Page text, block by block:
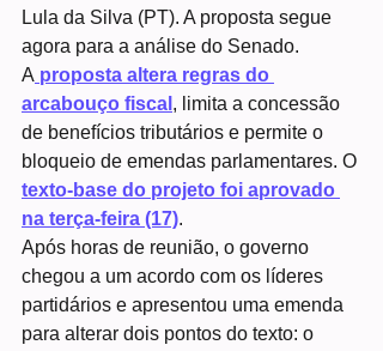
Lula da Silva (PT). A proposta segue
agora para a análise do Senado.
A proposta altera regras do
arcabouço fiscal , limita a concessão
de benefícios tributários e permite o
bloqueio de emendas parlamentares. O
texto-base do projeto foi aprovado
na terça-feira (17).
Após horas de reunião, o governo
chegou a um acordo com os líderes
partidários e apresentou uma emenda
para alterar dois pontos do texto: o